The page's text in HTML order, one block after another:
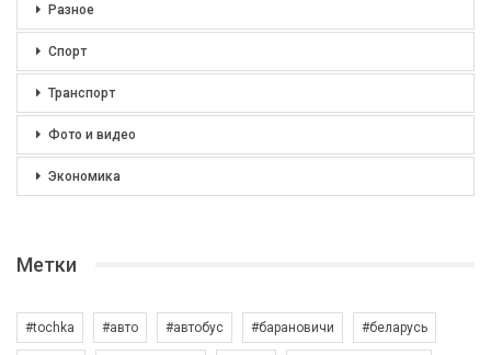
Разное
Спорт
Транспорт
Фото и видео
Экономика
Метки
#tochka #авто #автобус #барановичи #беларусь